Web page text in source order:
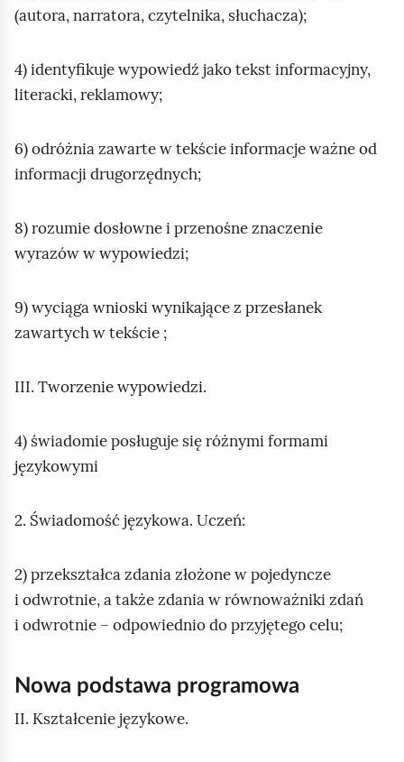
(autora, narratora, czytelnika, słuchacza);
4) identyfikuje wypowiedź jako tekst informacyjny,
literacki, reklamowy;
6) odróżnia zawarte w tekście informacje ważne od
informacji drugorzędnych;
8) rozumie dosłowne i przenośne znaczenie
wyrazów w wypowiedzi;
9) wyciąga wnioski wynikające z przesłanek
zawartych w tekście ;
III. Tworzenie wypowiedzi.
4) świadomie posługuje się różnymi formami
językowymi
2. Świadomość językowa. Uczeń:
2) przekształca zdania złożone w pojedyncze
i odwrotnie, a także zdania w równoważniki zdań
i odwrotnie – odpowiednio do przyjętego celu;
Nowa podstawa programowa
II. Kształcenie językowe.